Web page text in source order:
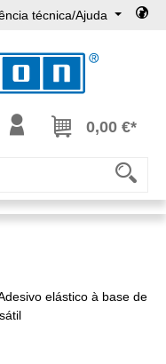
técnica/Ajuda
0 itens da lista de desejos
0,00 €*